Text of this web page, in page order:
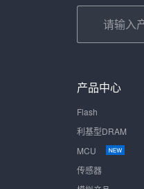
产品中心
Flash
利基型DRAM
MCU
传感器